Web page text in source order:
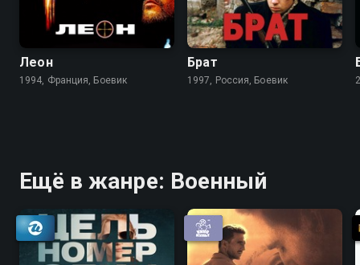
Леон
1994, Франция, Боевик
Брат
1997, Россия, Боевик
Ещё в жанре: Военный